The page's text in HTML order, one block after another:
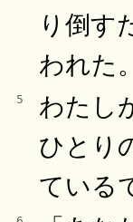
り倒す
われた。
5
わたし
ひとり
ている